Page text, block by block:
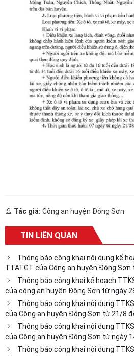
Tác giả: Công an huyện Đông Sơn
TIN LIÊN QUAN
Thông báo công khai nội dung kế
TTATGT của Công an huyện Đông
Thông báo công khai kế hoạch
của công an huyện Đông Sơn từ ngày
Thông báo công khai nội dung
của Công an huyện Đông Sơn từ 21/8
Thông báo công khai nội dung
của Công an huyện Đông Sơn từ ngày
Thông báo công khai nội dung